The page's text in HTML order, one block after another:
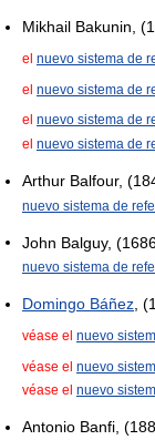
Mikhail Bakunin,
el nuevo sistema de
el nuevo sistema de
el nuevo sistema de
el nuevo sistema de
Arthur Balfour,
nuevo sistema de
John Balguy,
nuevo sistema de
Domingo Báñez ,
véase el nuevo
véase el nuevo
véase el nuevo
Antonio Banfi,